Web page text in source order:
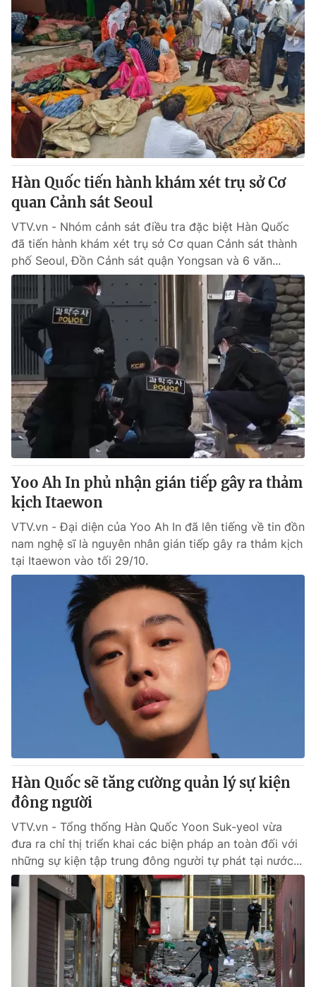
Hàn Quốc tiến hành khám xét trụ sở Cơ
quan Cảnh sát Seoul
VTV.vn - Nhóm cảnh sát điều tra đặc biệt Hàn Quốc
đã tiến hành khám xét trụ sở Cơ quan Cảnh sát thành
phố Seoul, Đồn Cảnh sát quận Yongsan và 6 văn...
Yoo Ah In phủ nhận gián tiếp gây ra thảm
kịch Itaewon
VTV.vn - Đại diện của Yoo Ah In đã lên tiếng về tin đồn
nam nghệ sĩ là nguyên nhân gián tiếp gây ra thảm kịch
tại Itaewon vào tối 29/10.
Hàn Quốc sẽ tăng cường quản lý sự kiện
đông người
VTV.vn - Tổng thống Hàn Quốc Yoon Suk-yeol vừa
đưa ra chỉ thị triển khai các biện pháp an toàn đối với
những sự kiện tập trung đông người tự phát tại nước...